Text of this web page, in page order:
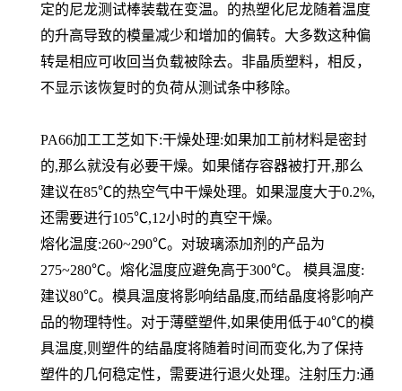
定的尼龙测试棒装载在变温。的热塑化尼龙随着温度
的升高导致的模量减少和增加的偏转。大多数这种偏
转是相应可收回当负载被除去。非晶质塑料，相反，
不显示该恢复时的负荷从测试条中移除。
PA66加工工芝如下:干燥处理:如果加工前材料是密封
的,那么就没有必要干燥。如果储存容器被打开,那么
建议在85℃的热空气中干燥处理。如果湿度大于0.2%,
还需要进行105℃,12小时的真空干燥。
熔化温度:260~290℃。对玻璃添加剂的产品为
275~280℃。熔化温度应避免高于300℃。 模具温度:
建议80℃。模具温度将影响结晶度,而结晶度将影响产
品的物理特性。对于薄壁塑件,如果使用低于40℃的模
具温度,则塑件的结晶度将随着时间而变化,为了保持
塑件的几何稳定性，需要进行退火处理。注射压力:通